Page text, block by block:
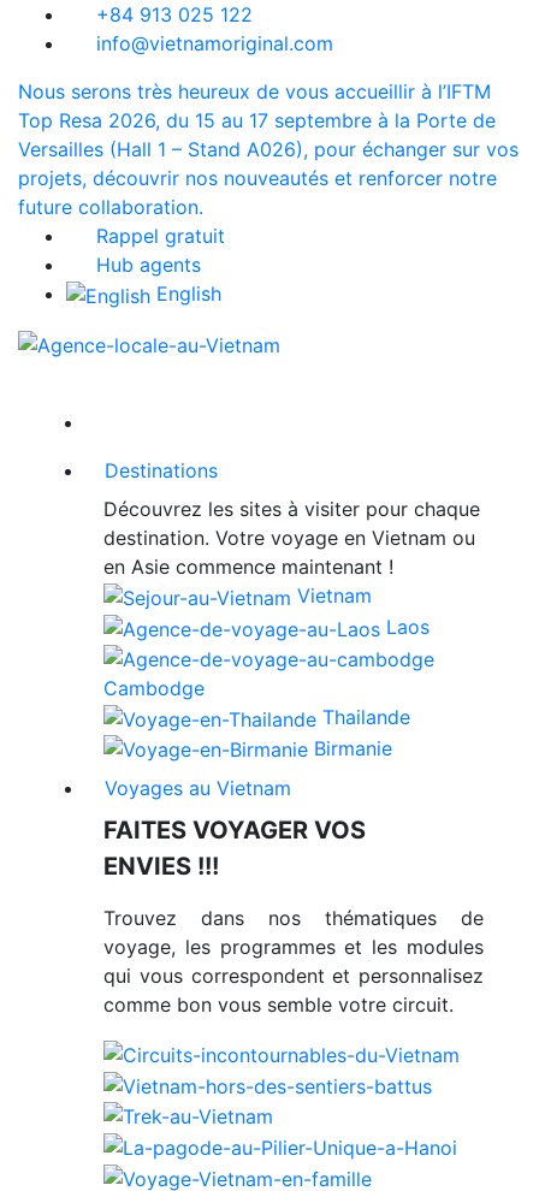
+84 913 025 122
info@vietnamoriginal.com
Nous serons très heureux de vous accueillir à l’IFTM
Top Resa 2026, du 15 au 17 septembre à la Porte de
Versailles (Hall 1 – Stand A026), pour échanger sur vos
projets, découvrir nos nouveautés et renforcer notre
future collaboration.
Rappel gratuit
Hub agents
English
Destinations
Découvrez les sites à visiter pour chaque
destination. Votre voyage en Vietnam ou
en Asie commence maintenant !
Vietnam
Laos
Cambodge
Thailande
Birmanie
Voyages au Vietnam
FAITES VOYAGER VOS
ENVIES !!!
Trouvez dans nos thématiques de
voyage, les programmes et les modules
qui vous correspondent et personnalisez
comme bon vous semble votre circuit.